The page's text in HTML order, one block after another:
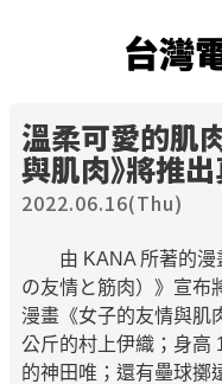
台灣
溫柔可愛的肌
與肌肉》將推
2022.06.16(Thu)
由 KANA 所著的漫
の友情と筋肉）》
漫畫《女子的友情與肌
公斤的村上伊織；身高
的神田唯；還有壘球擲